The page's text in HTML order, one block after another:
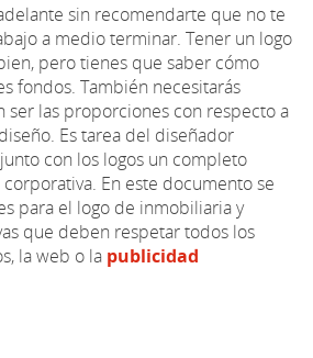
sin recomendarte que no te
a medio terminar. Tener un logo
pero tienes que saber cómo
fondos. También necesitarás
ser las proporciones con respecto a
Es tarea del diseñador
con los logos un completo
En este documento se
para el logo de inmobiliaria y
que deben respetar todos los
la web o la publicidad